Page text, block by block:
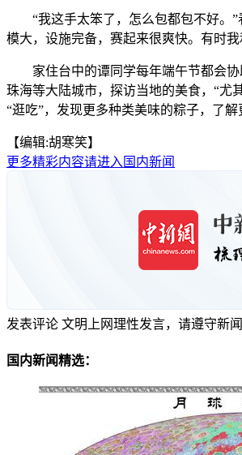
“我这手太笨了，怎么包都包不好。”
模大，设施完备，赛起来很爽快。有时
家住台中的谭同学每年端午节都会协
珠海等大陆城市，探访当地的美食，“尤
“逛吃”，发现更多种类美味的粽子，了
【编辑:胡寒笑】
更多精彩内容请进入国内新闻
发表评论 文明上网理性发言，请遵守新
国内新闻精选：